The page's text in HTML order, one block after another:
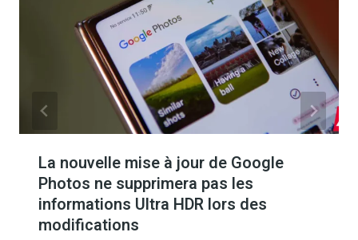
La nouvelle mise à jour de Google
Photos ne supprimera pas les
informations Ultra HDR lors des
modifications